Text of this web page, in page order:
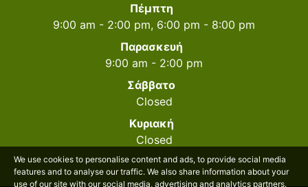
Πέμπτη
9:00 am - 2:00 pm, 6:00 pm - 8:00 pm
Παρασκευή
9:00 am - 2:00 pm
Σάββατο
Closed
Κυριακή
Closed
We use cookies to personalise content and ads, to provide social media
features and to analyse our traffic. We also share information about your
use of our site with our social media, advertising and analytics partners.